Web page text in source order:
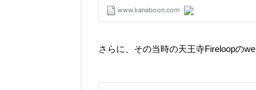
さらに、その当時の天王寺Fireloopの